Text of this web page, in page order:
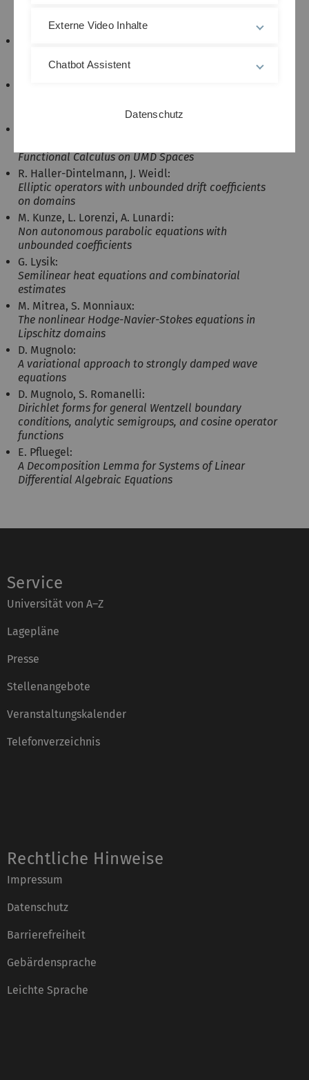
problems
coefficients
Functional Calculus on UMD Spaces
R. Haller-Dintelmann, J. Weidl:
Elliptic operators with unbounded drift coefficients
on domains
M. Kunze, L. Lorenzi, A. Lunardi:
Non autonomous parabolic equations with
unbounded coefficients
G. Lysik:
Semilinear heat equations and combinatorial
estimates
M. Mitrea, S. Monniaux:
The nonlinear Hodge-Navier-Stokes equations in
Lipschitz domains
D. Mugnolo:
A variational approach to strongly damped wave
equations
D. Mugnolo, S. Romanelli:
Dirichlet forms for general Wentzell boundary
conditions, analytic semigroups, and cosine operator
functions
E. Pfluegel:
A Decomposition Lemma for Systems of Linear
Differential Algebraic Equations
Service
Universität von A–Z
Lagepläne
Presse
Stellenangebote
Veranstaltungskalender
Telefonverzeichnis
Rechtliche Hinweise
Impressum
Datenschutz
Barrierefreiheit
Gebärdensprache
Leichte Sprache
Externe Video Inhalte
Chatbot Assistent
Datenschutz